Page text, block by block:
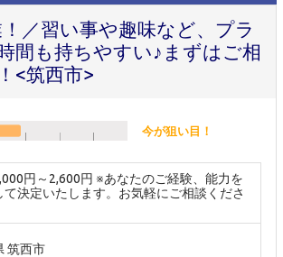
／習い事や趣味など、プラ
間も持ちやすい♪まずはご相
<筑西市>
今が狙い目！
円～2,600円 ※あなたのご経験、能力を
て決定いたします。お気軽にご相談くださ
筑西市